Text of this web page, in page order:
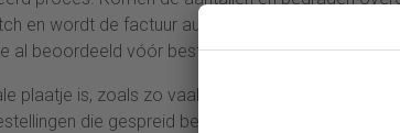
en wordt de factuur automatisch
al beoordeeld vóór bestellen.
plaatje is, zoals zo vaak, een zeldzaamheid. Dus
die gespreid betaald worden en dus